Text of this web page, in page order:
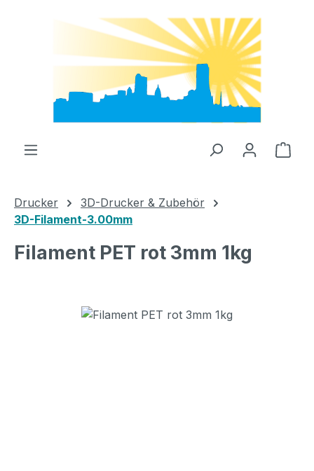
Zum Hauptinhalt springen
Drucker
3D-Drucker & Zubehör
3D-Filament-3.00mm
Filament PET rot 3mm 1kg
Bildergalerie überspringen